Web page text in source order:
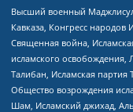
Высший военный
Кавказа, Конгресс народов
Священная война,
исламского
Талибан, Исламская
Общество возрождения
Шам, Исламский джихад,